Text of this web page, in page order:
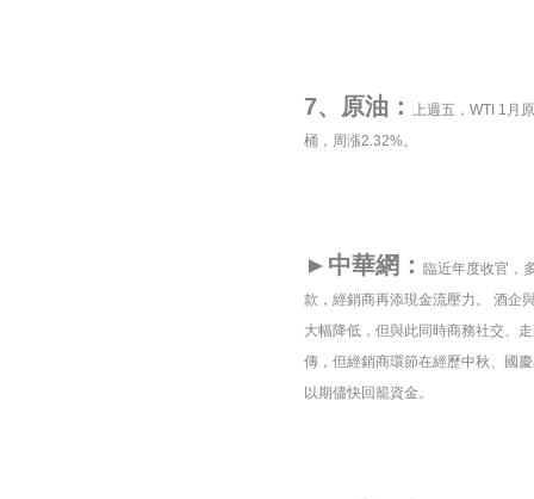
7、原油：
上週五，WTI 1月
桶，周漲2.32%。
►中華網：
臨近年度收官，
款，經銷商再添現金流壓力。 酒企
大幅降低，但與此同時商務社交、
傳，但經銷商環節在經歷中秋、國
以期儘快回籠資金。